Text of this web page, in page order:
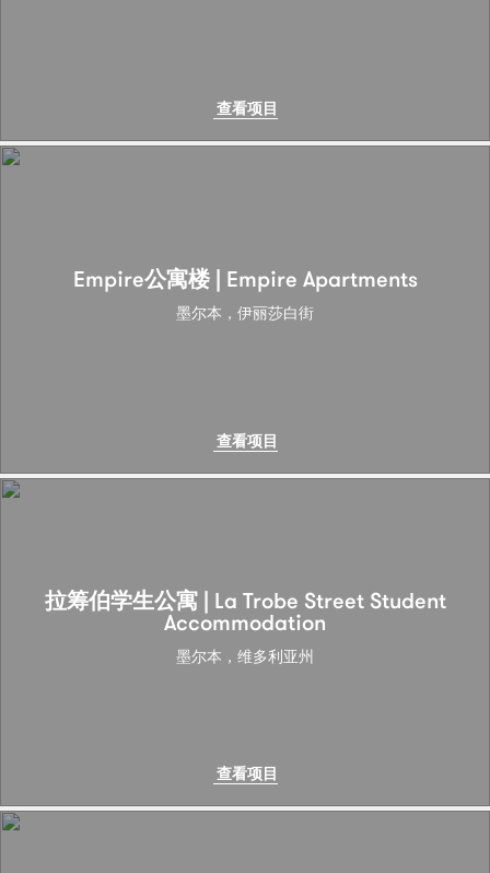
查看项目
Empire公寓楼 | Empire Apartments
墨尔本，伊丽莎白街
查看项目
拉筹伯学生公寓 | La Trobe Street Student
Accommodation
墨尔本，维多利亚州
查看项目